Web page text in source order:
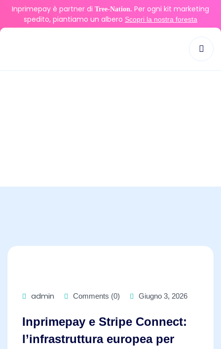
Inprimepay è partner di Tree-Nation. Per ogni kit marketing
spedito, piantiamo un albero Scopri la nostra foresta
admin Comments (0) Giugno 3, 2026
Inprimepay e Stripe Connect:
l’infrastruttura europea per